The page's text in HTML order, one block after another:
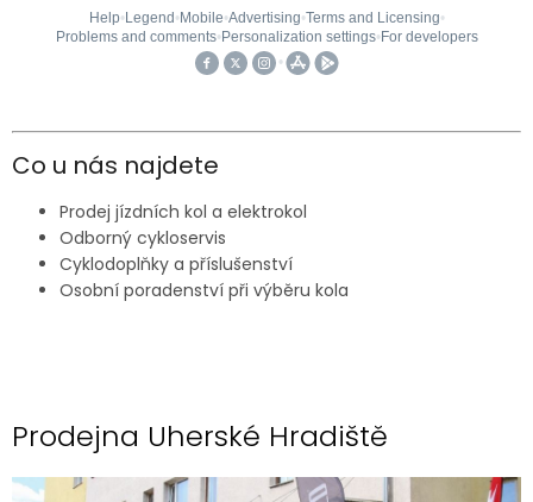
Co u nás najdete
Prodej jízdních kol a elektrokol
Odborný cykloservis
Cyklodoplňky a příslušenství
Osobní poradenství při výběru kola
Prodejna Uherské Hradiště